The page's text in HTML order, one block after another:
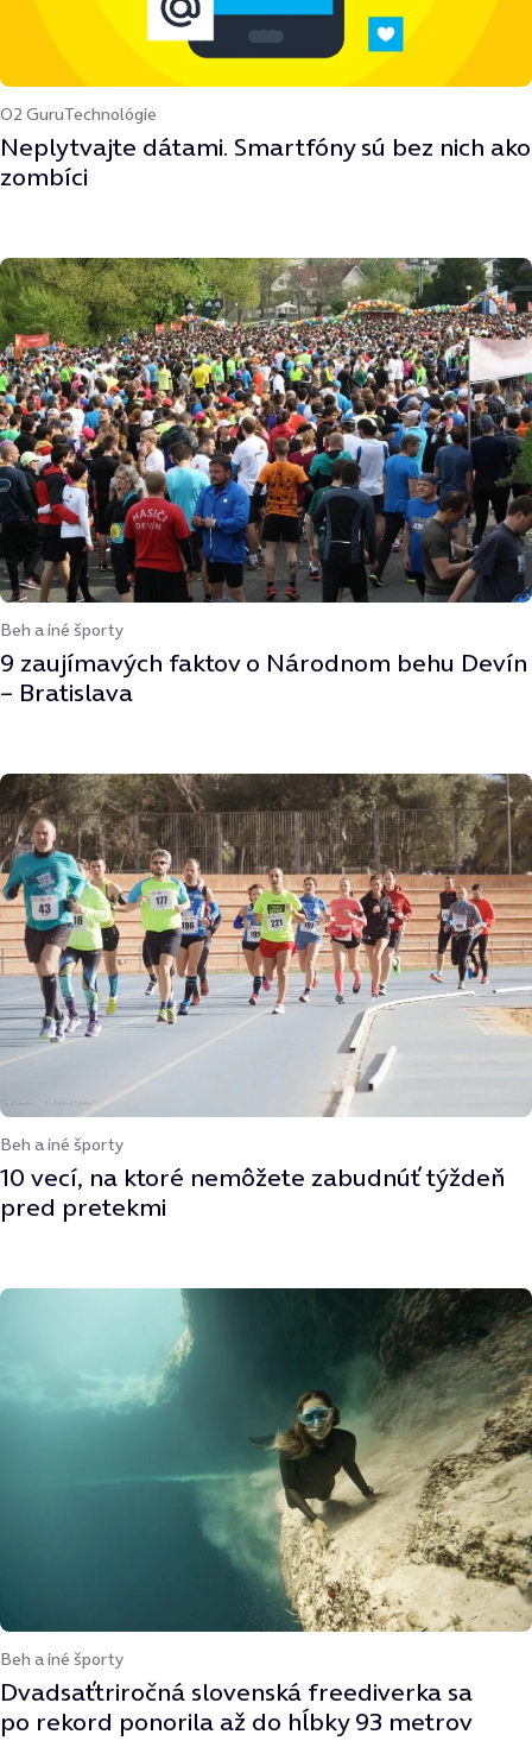
O2 GuruTechnológie
Neplytvajte dátami. Smartfóny sú bez nich ako
zombíci
Beh a iné športy
9 zaujímavých faktov o Národnom behu Devín
– Bratislava
Beh a iné športy
10 vecí, na ktoré nemôžete zabudnúť týždeň
pred pretekmi
Beh a iné športy
Dvadsaťtriročná slovenská freediverka sa
po rekord ponorila až do hĺbky 93 metrov